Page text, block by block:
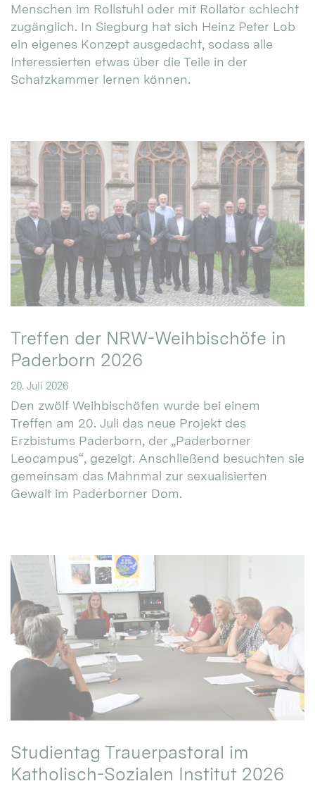
Menschen im Rollstuhl oder mit Rollator schlecht
zugänglich. In Siegburg hat sich Heinz Peter Lob
ein eigenes Konzept ausgedacht, sodass alle
Interessierten etwas über die Teile in der
Schatzkammer lernen können.
Treffen der NRW-Weihbischöfe in
Paderborn 2026
20. Juli 2026
Den zwölf Weihbischöfen wurde bei einem
Treffen am 20. Juli das neue Projekt des
Erzbistums Paderborn, der „Paderborner
Leocampus“, gezeigt. Anschließend besuchten sie
gemeinsam das Mahnmal zur sexualisierten
Gewalt im Paderborner Dom.
Studientag Trauerpastoral im
Katholisch-Sozialen Institut 2026